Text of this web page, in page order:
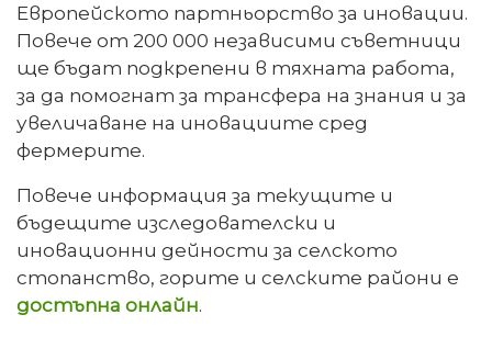
Европейското партньорство за иновации.
Повече от 200 000 независими съветници
ще бъдат подкрепени в тяхната работа,
за да помогнат за трансфера на знания и за
увеличаване на иновациите сред
фермерите.
Повече информация за текущите и
бъдещите изследователски и
иновационни дейности за селското
стопанство, горите и селските райони е
достъпна онлайн.